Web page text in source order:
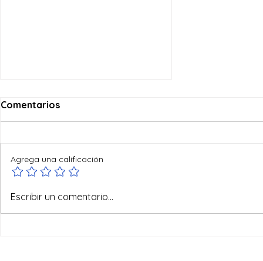
Alzando la mirada con el
Comentarios
Agrega una calificación
Escribir un comentario...